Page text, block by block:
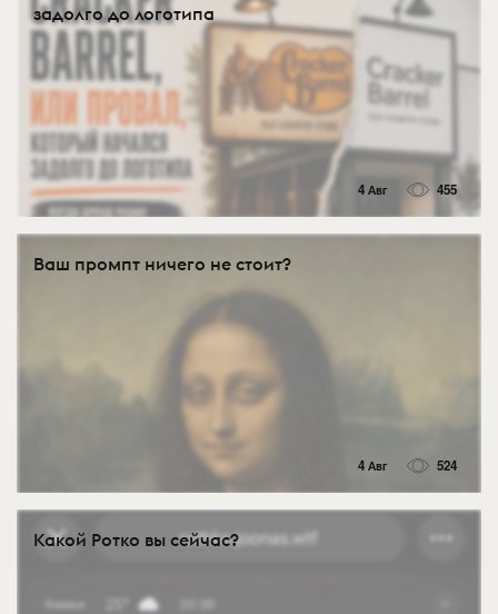
задолго до логотипа
4 Авг 455
Ваш промпт ничего не стоит?
4 Авг 524
Какой Ротко вы сейчас?